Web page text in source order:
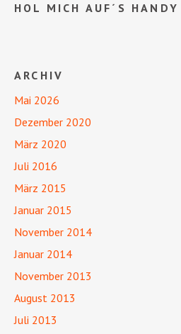
HOL MICH AUF´S HANDY
ARCHIV
Mai 2026
Dezember 2020
März 2020
Juli 2016
März 2015
Januar 2015
November 2014
Januar 2014
November 2013
August 2013
Juli 2013